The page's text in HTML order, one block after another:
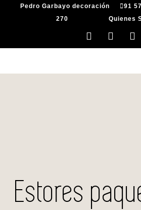
Pedro Garbayo decoración 91
270
Quienes
Facebook
Estores